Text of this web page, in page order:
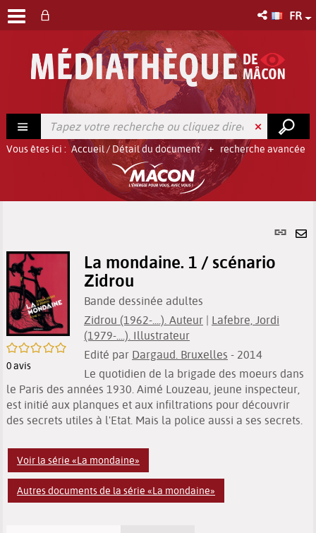
FR
recherche avancée
Vous êtes ici : Accueil/ Détail du document
Lien
/5
0avis
La mondaine. 1 / scénario
Zidrou
Bande dessinée adultes
Zidrou (1962-....). Auteur | Lafebre, Jordi
(1979-....). Illustrateur
Edité par Dargaud. Bruxelles - 2014
Le quotidien de la brigade des moeurs dans
le Paris des années 1930. Aimé Louzeau, jeune inspecteur,
est initié aux planques et aux infiltrations pour découvrir
des secrets utiles à l'Etat. Mais la police aussi a ses secrets.
Voir la série «La mondaine»
Autres documents de la série «La mondaine»